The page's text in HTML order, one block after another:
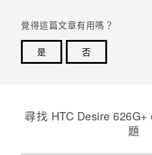
覺得這篇文章有用嗎？
是
否
尋找 HTC Desire
題